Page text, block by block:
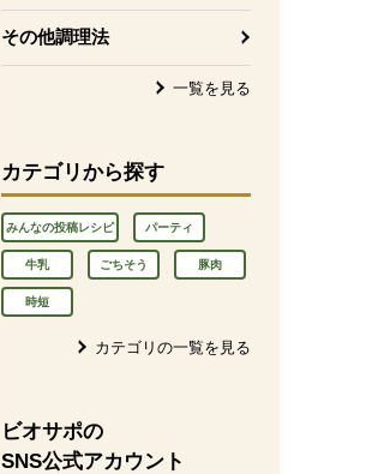
その他調理法
一覧を見る
カテゴリから探す
みんなの投稿レシピ パーティ
牛乳 ごちそう 豚肉
時短
カテゴリの一覧を見る
ビオサポの
SNS公式アカウント